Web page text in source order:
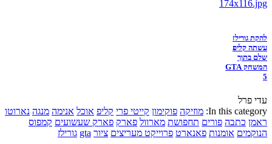
להקת גורילז
עשתה קליפ
שלם בתוך
המשחק GTA
5
עדי פרל
In this category: מוזיקה פוקימון קייטי פרי קליפ אוכל אנימה מנגה נארוטו
ראמן כתבה פורים תחפושת מארוול פארק פארק שעשועים קמפוס
הנוקמים אומנות פאנארט פרוייקט מעריצים ציור gta גורילז